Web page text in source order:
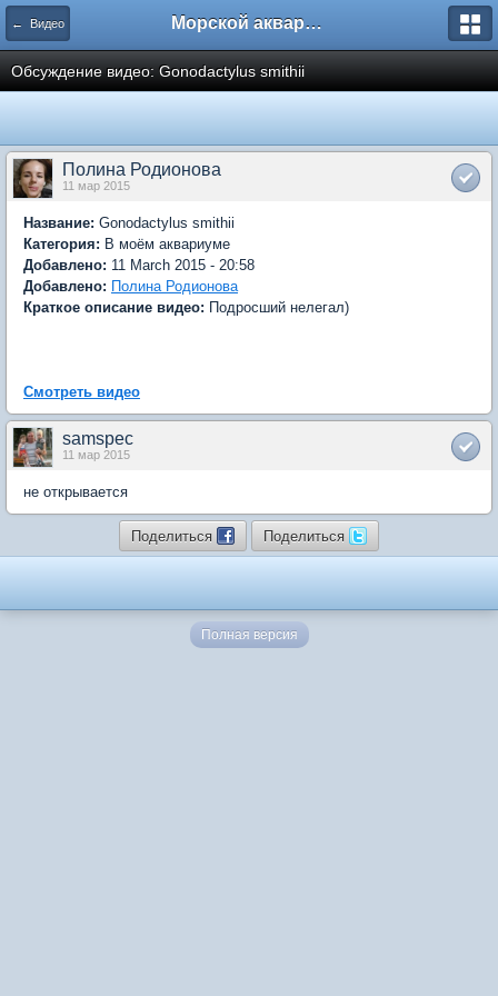
← Видео Морской аквариум. Форумы ReefCentral.ru
Обсуждение видео: Gonodactylus smithii
Полина Родионова
11 мар 2015
Название: Gonodactylus smithii
Категория: В моём аквариуме
Добавлено: 11 March 2015 - 20:58
Добавлено: Полина Родионова
Краткое описание видео: Подросший нелегал)
Смотреть видео
samspec
11 мар 2015
не открывается
Поделиться Поделиться
Полная версия